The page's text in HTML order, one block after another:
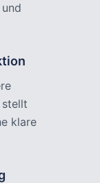
stellt
klare